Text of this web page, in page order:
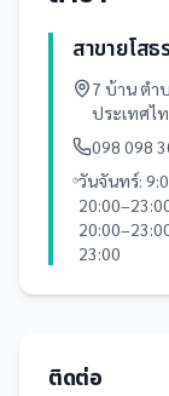
สาขายโสธ
7 บ้าน ตำ
ประเทศไ
098 098
วันจันทร์:
23:00
ติดต่อ